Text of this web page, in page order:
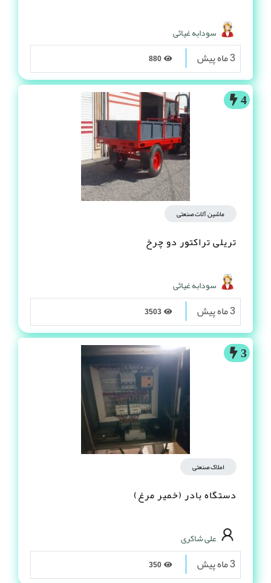
سودابه غیاثی
3 ماه پیش
4
ماشین آلات صنعتی
تریلی تراکتور دو چرخ
سودابه غیاثی
3 ماه پیش
3
املاک صنعتی
دستگاه بادر (خمیر مرغ)
علی شاکری
3 ماه پیش